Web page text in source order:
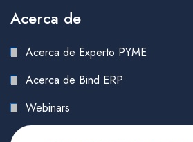
Acerca de
Acerca de Experto PYME
Acerca de Bind ERP
Webinars